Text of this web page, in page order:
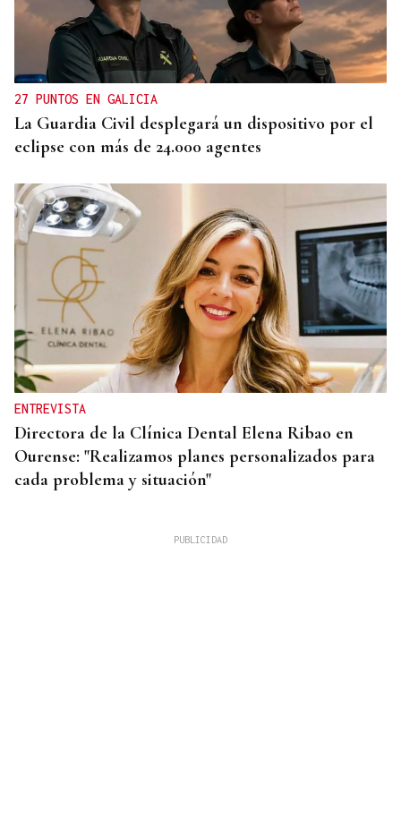
27 PUNTOS EN GALICIA
La Guardia Civil desplegará un dispositivo por el
eclipse con más de 24.000 agentes
ENTREVISTA
Directora de la Clínica Dental Elena Ribao en
Ourense: "Realizamos planes personalizados para
cada problema y situación"